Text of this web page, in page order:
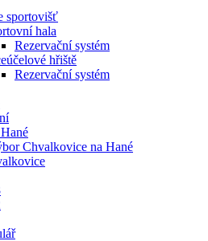
sportovišť
hala
Rezervační systém
hřiště
Rezervační systém
Chvalkovice na Hané